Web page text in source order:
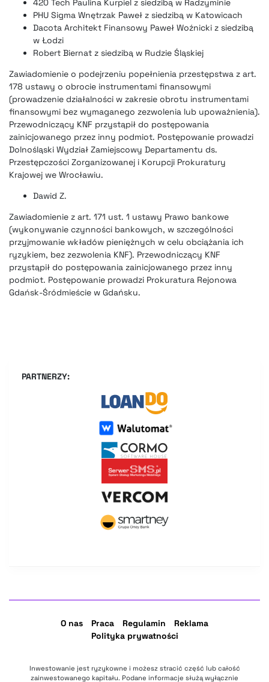
420 Tech Paulina Kurpiel z siedzibą w Radzyminie
PHU Sigma Wnętrzak Paweł z siedzibą w Katowicach
Dacota Architekt Finansowy Paweł Woźnicki z siedzibą
w Łodzi
Robert Biernat z siedzibą w Rudzie Śląskiej
Zawiadomienie o podejrzeniu popełnienia przestępstwa z art.
178 ustawy o obrocie instrumentami finansowymi
(prowadzenie działalności w zakresie obrotu instrumentami
finansowymi bez wymaganego zezwolenia lub upoważnienia).
Przewodniczący KNF przystąpił do postępowania
zainicjowanego przez inny podmiot. Postępowanie prowadzi
Dolnośląski Wydział Zamiejscowy Departamentu ds.
Przestępczości Zorganizowanej i Korupcji Prokuratury
Krajowej we Wrocławiu.
Dawid Z.
Zawiadomienie z art. 171 ust. 1 ustawy Prawo bankowe
(wykonywanie czynności bankowych, w szczególności
przyjmowanie wkładów pieniężnych w celu obciążania ich
ryzykiem, bez zezwolenia KNF). Przewodniczący KNF
przystąpił do postępowania zainicjowanego przez inny
podmiot. Postępowanie prowadzi Prokuratura Rejonowa
Gdańsk-Śródmieście w Gdańsku.
PARTNERZY:
O nas Praca Regulamin
Reklama
Polityka prywatności
Inwestowanie jest ryzykowne i możesz stracić część lub całość
zainwestowanego kapitału. Podane informacje służą wyłącznie